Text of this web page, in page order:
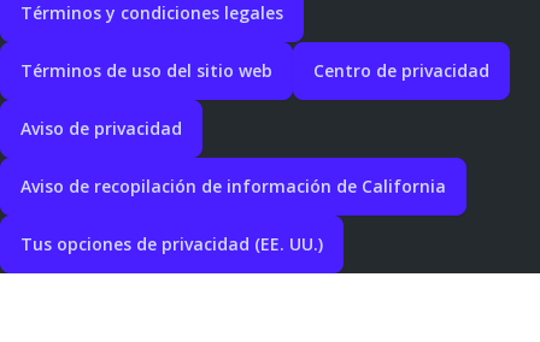
Términos y condiciones legales
Términos de uso del sitio web Centro de privacidad
Aviso de privacidad
Aviso de recopilación de información de California
Tus opciones de privacidad (EE. UU.)